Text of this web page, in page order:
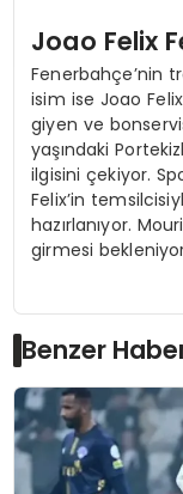
Joao Felix
Fenerbahçe’nin
isim ise Joao
giyen ve
yaşındaki
ilgisini çekiyor.
Felix’in
hazırlanıyor.
girmesi
Benzer